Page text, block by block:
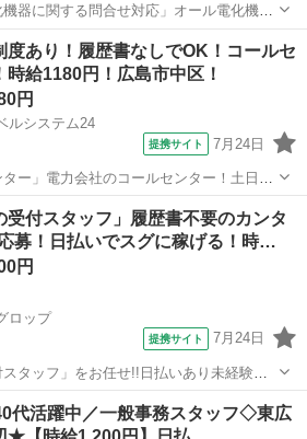
器に関する問合せ対応」オール電化機器
未経験歓迎！給料前払い可 【コメン
や資格一切不問のお仕事も多数(^^♪ ＃扶
応
度あり！履歴書なしでOK！コールセ
時給1180円！広島市中区！
円
ルシステム24
提携サイト 7月24日
ー」電力会社のコールセンター！土日祝
ム24ではW
長期など様々なお仕事をご紹介可能！ お
応
受付スタッフ」履歴書不要のカンタ
募！日払いでスグに稼げる！時…
円
ロップ
提携サイト 7月24日
タッフ」をお任せ!!日払いあり未経験ス
なくてもOK♪＜ブランクがある方も大歓
！事務経験活かせる★土日祝休み♪定時退
務
代活躍中／一般事務スタッフ◇東広